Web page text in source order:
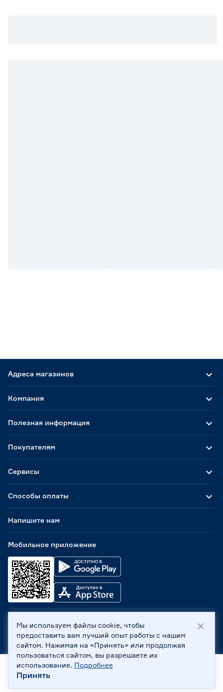
Адреса магазинов
Способы оплаты
Мобильное приложение
Компания
Полезная информация
Покупателям
Сервисы
Напишите нам
ООО «Бауцентр Рус» 2004 -2026, 236029, г. Калининград,
ул. А.Невского, 205. ИНН 7702596813, КПП 390601001 ©
Все права защищены
Политика обработки персональных данных
Правовая информация
Охрана труда
Главная
Мы используем файлы cookie, чтобы
предоставить вам лучший опыт работы с нашим
сайтом. Нажимая на «Принять» или продолжая
пользоваться сайтом, вы разрешаете их
использование. Подробнее
Принять